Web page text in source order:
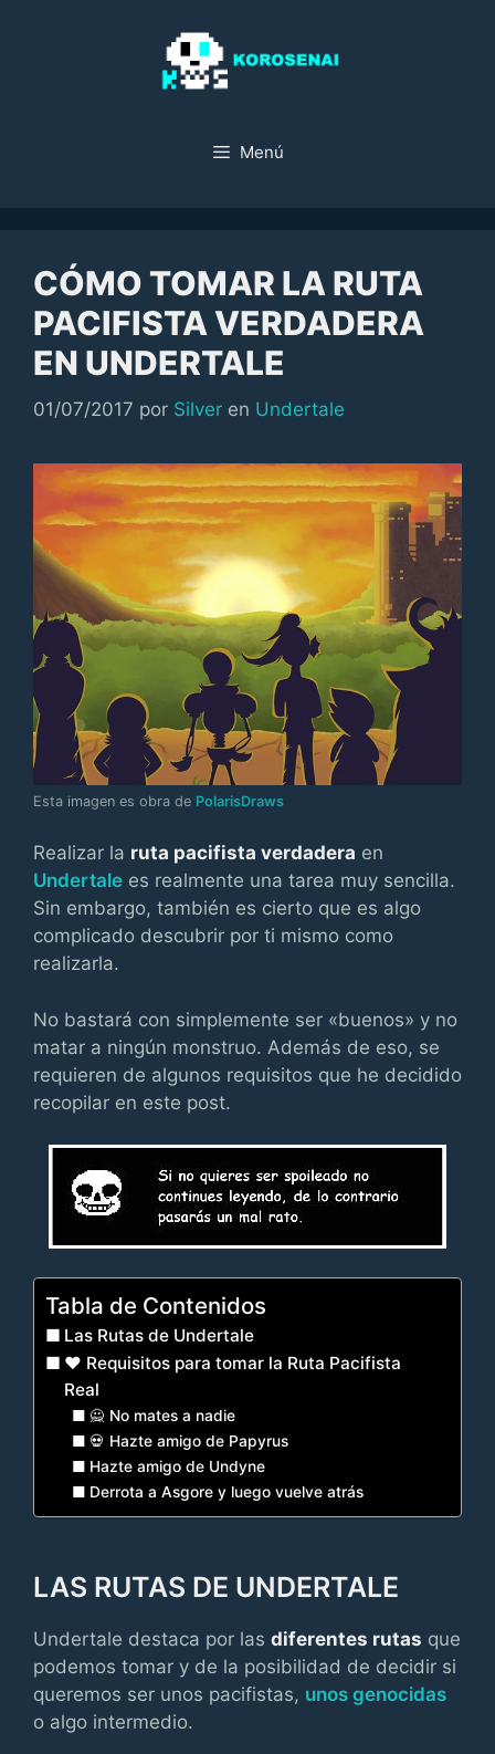
Menú
CÓMO TOMAR LA RUTA
PACIFISTA VERDADERA
EN UNDERTALE
01/07/2017 por Silver en Categorías
Undertale
Esta imagen es obra de PolarisDraws
Realizar la ruta pacifista verdadera en
Undertale es realmente una tarea muy sencilla.
Sin embargo, también es cierto que es algo
complicado descubrir por ti mismo como
realizarla.
No bastará con simplemente ser «buenos» y no
matar a ningún monstruo. Además de eso, se
requieren de algunos requisitos que he decidido
recopilar en este post.
Tabla de Contenidos
Las Rutas de Undertale
❤️ Requisitos para tomar la Ruta Pacifista
Real
🙅 No mates a nadie
💀 Hazte amigo de Papyrus
Hazte amigo de Undyne
Derrota a Asgore y luego vuelve atrás
LAS RUTAS DE UNDERTALE
Undertale destaca por las diferentes rutas que
podemos tomar y de la posibilidad de decidir si
queremos ser unos pacifistas, unos genocidas
o algo intermedio.